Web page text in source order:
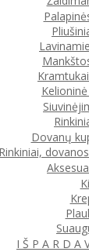
Dovanų
Rinkiniai,
I Š P A R D A